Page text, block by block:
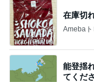
在庫切
Ameba
能登揺
てくださ